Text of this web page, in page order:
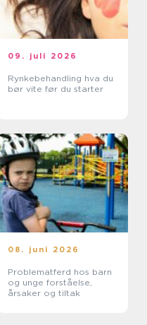
09. juli 2026
Rynkebehandling hva du
bør vite før du starter
08. juni 2026
Problematferd hos barn
og unge forståelse,
årsaker og tiltak